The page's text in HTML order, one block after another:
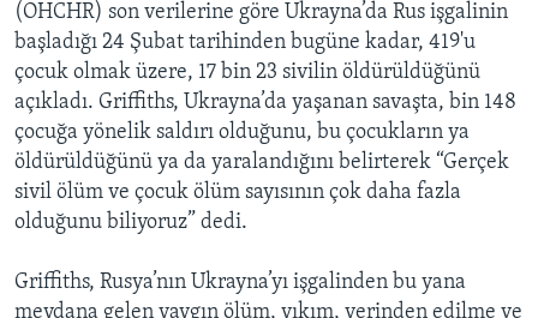
(OHCHR) son verilerine göre Ukrayna’da Rus işgalinin
başladığı 24 Şubat tarihinden bugüne kadar, 419'u
çocuk olmak üzere, 17 bin 23 sivilin öldürüldüğünü
açıkladı. Griffiths, Ukrayna’da yaşanan savaşta, bin 148
çocuğa yönelik saldırı olduğunu, bu çocukların ya
öldürüldüğünü ya da yaralandığını belirterek “Gerçek
sivil ölüm ve çocuk ölüm sayısının çok daha fazla
olduğunu biliyoruz” dedi.
Griffiths, Rusya’nın Ukrayna’yı işgalinden bu yana
meydana gelen yaygın ölüm, yıkım, yerinden edilme ve